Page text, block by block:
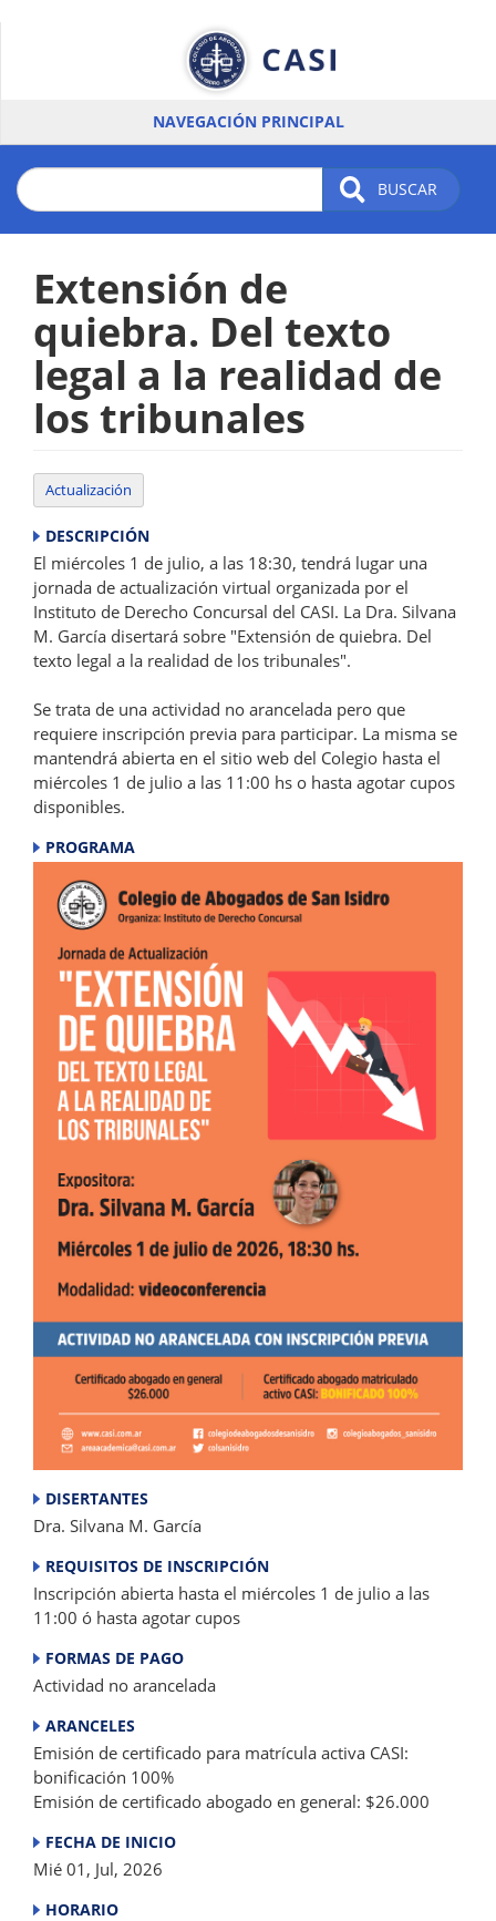
NAVEGACIÓN PRINCIPAL
BUSCAR
Extensión de
quiebra. Del texto
legal a la realidad de
los tribunales
Actualización
DESCRIPCIÓN
El miércoles 1 de julio, a las 18:30, tendrá lugar una
jornada de actualización virtual organizada por el
Instituto de Derecho Concursal del CASI. La Dra. Silvana
M. García disertará sobre "Extensión de quiebra. Del
texto legal a la realidad de los tribunales".
Se trata de una actividad no arancelada pero que
requiere inscripción previa para participar. La misma se
mantendrá abierta en el sitio web del Colegio hasta el
miércoles 1 de julio a las 11:00 hs o hasta agotar cupos
disponibles.
PROGRAMA
DISERTANTES
Dra. Silvana M. García
REQUISITOS DE INSCRIPCIÓN
Inscripción abierta hasta el miércoles 1 de julio a las
11:00 ó hasta agotar cupos
FORMAS DE PAGO
Actividad no arancelada
ARANCELES
Emisión de certificado para matrícula activa CASI:
bonificación 100%
Emisión de certificado abogado en general: $26.000
FECHA DE INICIO
Mié 01, Jul, 2026
HORARIO